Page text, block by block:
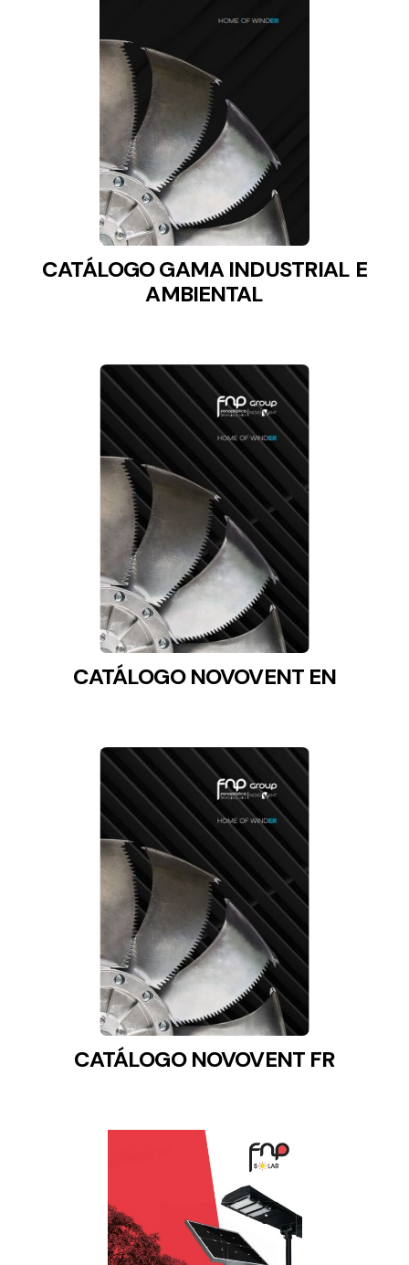
Ventilation
The incorporation of Novovent into the group
meant a greater offer of ventilation products for
different uses
de necesidades.
Solar lighting
Variety of solar solutions for all kinds of needs.
CATÁLOGO GAMA INDUSTRIAL E
AMBIENTAL
CATÁLOGO NOVOVENT EN
CATÁLOGO NOVOVENT FR